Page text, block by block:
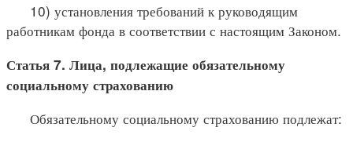
10) установления требований к руководящим
работникам фонда в соответствии с настоящим Законом.
Статья 7. Лица, подлежащие обязательному
социальному страхованию
Обязательному социальному страхованию подлежат: